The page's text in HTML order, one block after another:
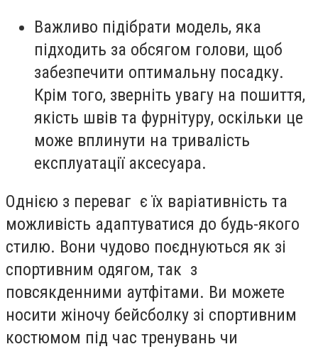
Важливо підібрати модель, яка
підходить за обсягом голови, щоб
забезпечити оптимальну посадку.
Крім того, зверніть увагу на пошиття,
якість швів та фурнітуру, оскільки це
може вплинути на тривалість
експлуатації аксесуара.
Однією з переваг є їх варіативність та
можливість адаптуватися до будь-якого
стилю. Вони чудово поєднуються як зі
спортивним одягом, так з
повсякденними аутфітами. Ви можете
носити жіночу бейсболку зі спортивним
костюмом під час тренувань чи